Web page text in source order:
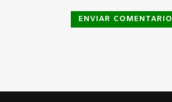
ENVIAR COMENTARIO